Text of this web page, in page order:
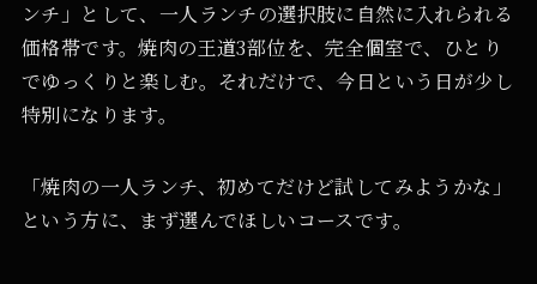
ンチ」として、一人ランチの選択肢に自然に入れられる
価格帯です。焼肉の王道3部位を、完全個室で、ひとり
でゆっくりと楽しむ。それだけで、今日という日が少し
特別になります。
「焼肉の一人ランチ、初めてだけど試してみようかな」
という方に、まず選んでほしいコースです。